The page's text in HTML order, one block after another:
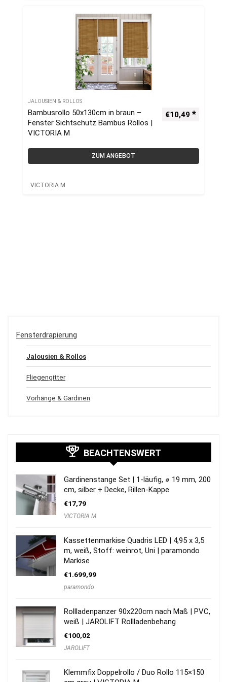
JALOUSIEN & ROLLOS
Bambusrollo 50x130cm in braun –
Fenster Sichtschutz Bambus Rollos |
VICTORIA M
€10,49
ZUM ANGEBOT
VICTORIA M
Fensterdrapierung
Jalousien & Rollos
Fliegengitter
Vorhänge & Gardinen
BEACHTENSWERT
Gardinenstange Set | 1-läufig, ⌀ 19 mm, 200
cm, silber + Decke, Rillen-Kappe
€17,79
VICTORIA M
Kassettenmarkise Quadris LED | 4,95 x 3,5
m, weiß, Stoff: weinrot, Uni | paramondo
Markise
€1.699,99
paramondo
Rollladenpanzer 90x220cm nach Maß | PVC,
weiß | JAROLIFT Rollladenbehang
€100,02
JAROLIFT
Klemmfix Doppelrollo / Duo Rollo 115×150